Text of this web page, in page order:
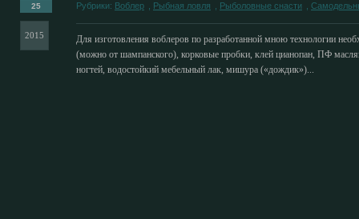
Рубрики: Воблер Рыбная ловля Рыболовные снасти
25
2015
Для изготовления воблеров по разработанной мною технологии
(можно от шампанского), корковые пробки, клей цианопан, ПФ
ногтей, водостойкий мебельный лак, мишура («дождик»)...